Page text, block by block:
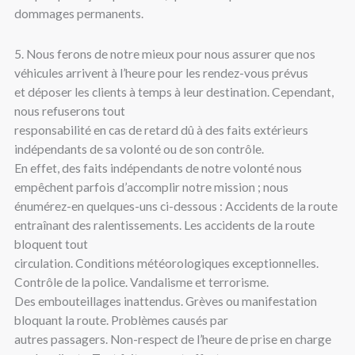
dommages permanents.
5. Nous ferons de notre mieux pour nous assurer que nos
véhicules arrivent à l’heure pour les rendez-vous prévus
et déposer les clients à temps à leur destination. Cependant,
nous refuserons tout
responsabilité en cas de retard dû à des faits extérieurs
indépendants de sa volonté ou de son contrôle.
En effet, des faits indépendants de notre volonté nous
empêchent parfois d’accomplir notre mission ; nous
énumérez-en quelques-uns ci-dessous : Accidents de la route
entraînant des ralentissements. Les accidents de la route
bloquent tout
circulation. Conditions météorologiques exceptionnelles.
Contrôle de la police. Vandalisme et terrorisme.
Des embouteillages inattendus. Grèves ou manifestation
bloquant la route. Problèmes causés par
autres passagers. Non-respect de l’heure de prise en charge